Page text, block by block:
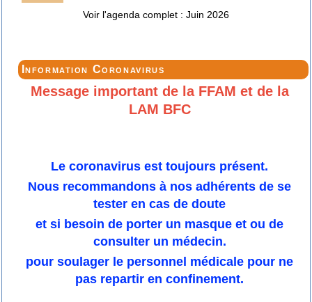
Voir l'agenda complet : Juin 2026
Information Coronavirus
Message important de la FFAM et de la
LAM BFC
Le coronavirus est toujours présent.
Nous recommandons à nos adhérents de se
tester en cas de doute
et si besoin de porter un masque et ou de
consulter un médecin.
pour soulager le personnel médicale pour ne
pas repartir en confinement.